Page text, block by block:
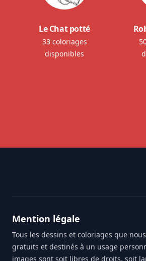
Le Chat potté
33 coloriages
disponibles
Mention légale
Tous les dessins et coloriages que
gratuits et destinés à un usage
images sont soit libres de droits, soit